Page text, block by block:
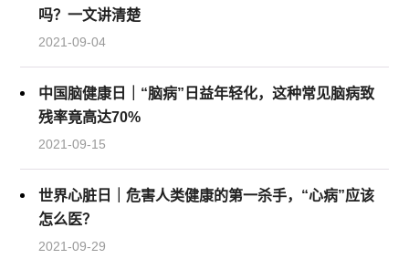
吗？一文讲清楚
2021-09-04
中国脑健康日｜“脑病”日益年轻化，这种常见脑病致
残率竟高达70%
2021-09-15
世界心脏日｜危害人类健康的第一杀手，“心病”应该
怎么医？
2021-09-29